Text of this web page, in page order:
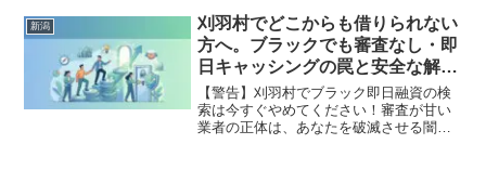
違法業者を避け、借金地獄から抜け出し
た方々の実体験と確実な解決策を完全公
開。
新潟
刈羽村でどこからも借りられない
方へ。ブラックでも審査なし・即
日キャッシングの罠と安全な解決
策
【警告】刈羽村でブラック即日融資の検
索は今すぐやめてください！審査が甘い
業者の正体は、あなたを破滅させる闇金